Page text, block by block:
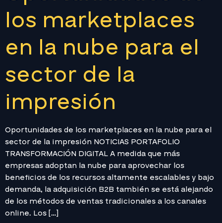
los marketplaces
en la nube para el
sector de la
impresión
Oportunidades de los marketplaces en la nube para el
sector de la impresión NOTICIAS PORTAFOLIO
TRANSFORMACIÓN DIGITAL A medida que más
empresas adoptan la nube para aprovechar los
beneficios de los recursos altamente escalables y bajo
demanda, la adquisición B2B también se está alejando
de los métodos de ventas tradicionales a los canales
online. Los […]